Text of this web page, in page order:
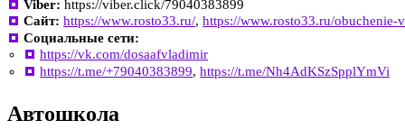
Viber: https://viber.click/79040383899
Сайт: https://www.rosto33.ru/, https://www.rosto33.ru/
Социальные сети:
https://vk.com/dosaafvladimir
https://t.me/+79040383899, https://t.me/Nh4AdKSzSpplYmVi
Автошкола